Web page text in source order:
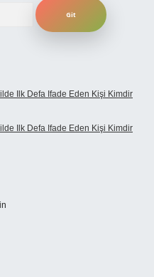
Ilk Defa Ifade Eden Kişi Kimdir
Ilk Defa Ifade Eden Kişi Kimdir